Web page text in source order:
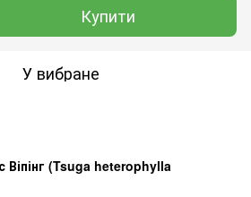
Купити
У вибране
Віпінг (Tsuga heterophylla